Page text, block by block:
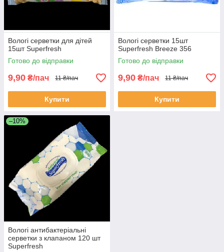
Вологі серветки для дітей
15шт Superfresh
Готово до відправки
9,90 ₴/пач 11 ₴/пач
Купити
Вологі серветки 15шт
Superfresh Breeze 356
Готово до відправки
9,90 ₴/пач 11 ₴/пач
Купити
–10%
Вологі антибактеріальні
серветки з клапаном 120 шт
Superfresh